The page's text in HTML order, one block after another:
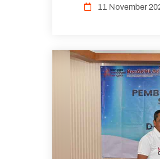
11 November